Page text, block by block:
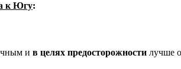
к Югу:
и в целях предосторожности лучше